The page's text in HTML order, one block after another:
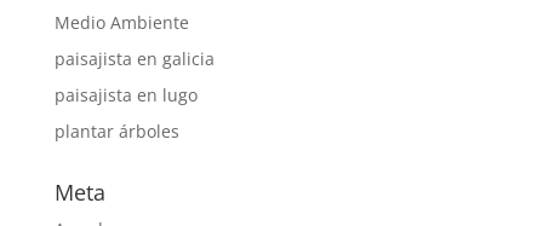
Medio Ambiente
paisajista en galicia
paisajista en lugo
plantar árboles
Meta